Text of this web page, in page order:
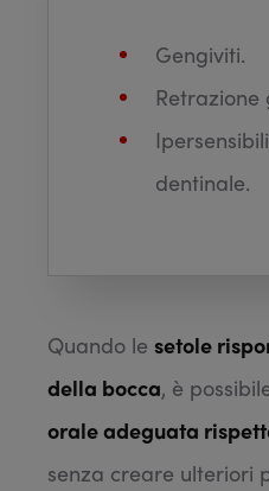
Gengiviti.
Retrazione
dentinale.
Quando le setole
della bocca, è
orale adeguata
senza creare ulteriori